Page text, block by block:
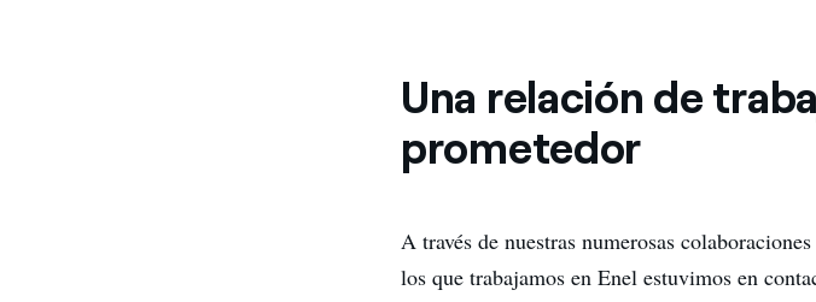
Una relación de
prometedor
A través de nuestras numerosas
los que trabajamos en Enel estuvimos en